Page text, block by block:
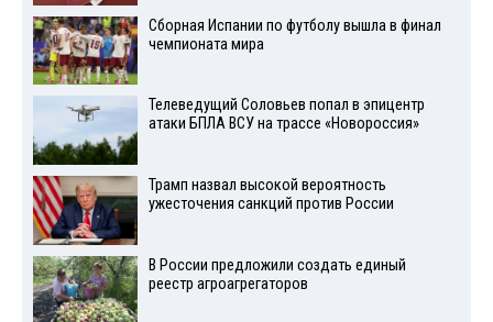
Сборная Испании по футболу вышла в финал
чемпионата мира
Телеведущий Соловьев попал в эпицентр
атаки БПЛА ВСУ на трассе «Новороссия»
Трамп назвал высокой вероятность
ужесточения санкций против России
В России предложили создать единый
реестр агроагрегаторов